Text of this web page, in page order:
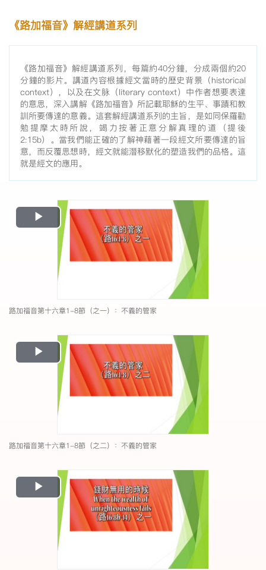
《路加福音》解經講道系列
《路加福音》解經講道系列，每篇約40分鐘，分成兩個約20
分鐘的影片。講道內容根據經文當時的歷史背景（historical
context），以及在文脉（literary context）中作者想要表達
的意思，深入講解《路加福音》所記載耶穌的生平、事蹟和教
訓所要傳達的意義。這套解經講道系列的主旨，是如同保羅勸
勉提摩太時所說，竭力按著正意分解真理的道（提後
2:15b）。當我們能正確的了解神藉著一段經文所要傳達的旨
意，而反覆思想時，經文就能潛移默化的塑造我們的品格。這
就是經文的應用。
Play
Video
路加福音第十六章1-8節（之一）：不義的管家
Play
Video
路加福音第十六章1-8節（之二）：不義的管家
Play
Video